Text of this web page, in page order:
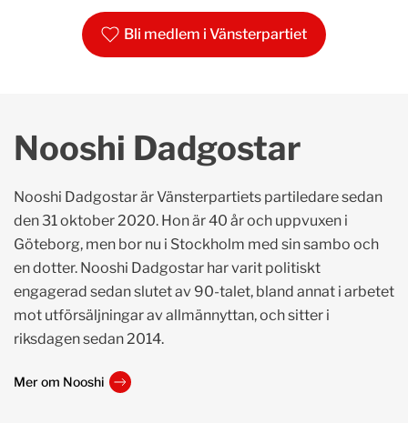
Bli medlem i Vänsterpartiet
Nooshi Dadgostar
Nooshi Dadgostar är Vänsterpartiets partiledare sedan
den 31 oktober 2020. Hon är 40 år och uppvuxen i
Göteborg, men bor nu i Stockholm med sin sambo och
en dotter. Nooshi Dadgostar har varit politiskt
engagerad sedan slutet av 90-talet, bland annat i arbetet
mot utförsäljningar av allmännyttan, och sitter i
riksdagen sedan 2014.
Mer om Nooshi